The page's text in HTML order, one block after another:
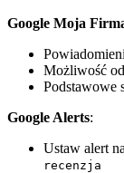
Google Moja
Możliwość
Podstawowe
Google Alerts:
Ustaw alert
recenzja